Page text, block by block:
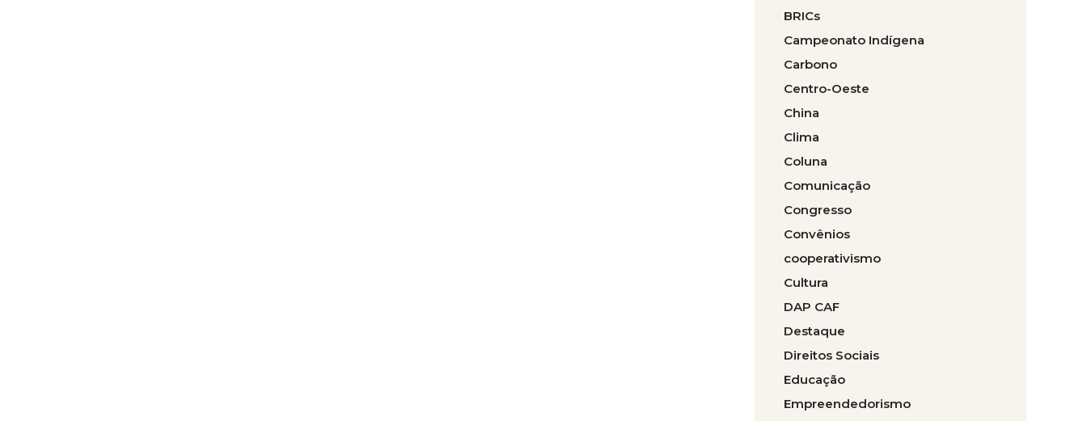
BRICs
Campeonato Indígena
Carbono
Centro-Oeste
China
Clima
Coluna
Comunicação
Congresso
Convênios
cooperativismo
Cultura
DAP CAF
Destaque
Direitos Sociais
Educação
Empreendedorismo